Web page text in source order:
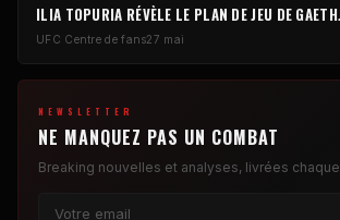
ILIA TOPURIA RÉVÈLE LE PLAN DE JEU DE
UFC Centre de fans27 mai
NEWSLETTER
NE MANQUEZ PAS UN COMBAT
Breaking nouvelles et analyses, livrées